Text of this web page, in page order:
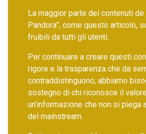
La maggior parte dei contenuti de
Pandora”, come questo articolo,
fruibili da tutti gli utenti.
Per continuare a creare questi
rigore e la trasparenza che da
contraddistinguono, abbiamo
sostegno di chi riconosce il
un’informazione che non si piega
del mainstream.